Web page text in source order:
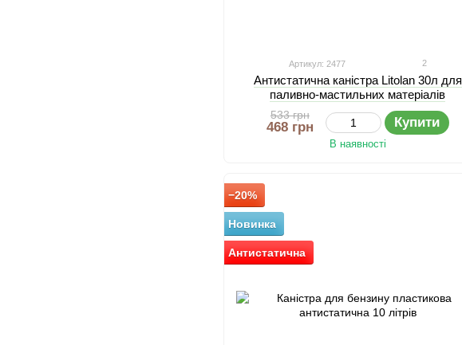
Артикул: 2477 2
Антистатична каністра Litolan 30л для
паливно-мастильних матеріалів
533 грн
468 грн Купити
В наявності
−20%
Новинка
Антистатична